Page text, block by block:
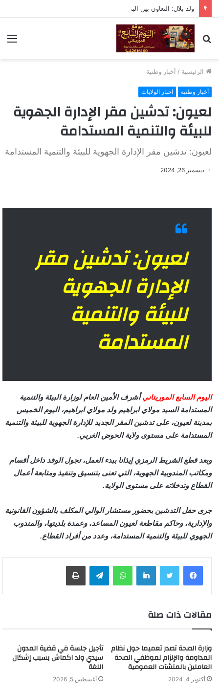
بحث
عن
الرئيسية / أخبار وطنية
أخبار وطنية اخبار الولايات
لعيون: تدشين مقر الإدارة الجهوية
للبيئة والتنمية المستدامة
لعيون: تدشين مقر الإدارة الجهوية للبيئة والتنمية المستدامة
ديسمبر 26, 2024
لعيون: تدشين مقر
الإدارة الجهوية
للبيئة والتنمية
المستدامة
اليوم السابع الموريتانيأشرف الأمين العام لوزارة البيئة والتنمية
المستدامة السيد مولاي ابراهيم ولد مولاي ابراهيم، اليوم الخميس
بمدينة لعيون، على تدشين المقر الجديد للإدارة الجهوية للبيئة والتنمية
المستدامة على مستوى ولاية الحوض الغربي.
وبعد قطع الشريط الرمزي إيذانا ببدء العمل، تجول الوفد داخل أقسام
ومكاتب المندوبية الجهوية، التي تعنى بتنسيق وتنفيذ ومتابعة أعمال
القطاع وتدخلاته على مستوى الولاية.
جرى حفل التدشين بحضور مستشار الوالي المكلف بالشؤون القانونية
والإدارية، وحاكم مقاطعة لعيون المساعد، وعمدة بلديتها، والمندوب
الجهوي للبيئة والتنمية المستدامة، وعدد من أفراد القطاع.
لينكدإن واتساب
مقالات ذات صلة
وزارة الصحة تصدر تعميما حول نظام
المداومة والإلزام لموظفي الصحة
العاملين بالمنشآت العمومية
أكتوبر 4, 2024
تأجيل جلسة في قضية المدون
سيدي ولد اكماش بسبب إشكال
اللغة
أغسطس 5, 2026